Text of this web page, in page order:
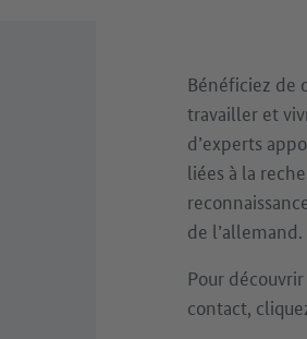
Bénéficiez de
travailler et
d’experts
liées à la
de l’allemand.
Pour
contact,